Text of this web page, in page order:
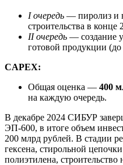
I очередь — пиролиз и
строительства в конце
II очередь — создание
готовой продукции (до
CAPEX:
Общая оценка — 400
на каждую очередь.
В декабре 2024 СИБУР
ЭП-600, в итоге объем
200 млрд рублей. В стадии
гексена, стирольной
полиэтилена,